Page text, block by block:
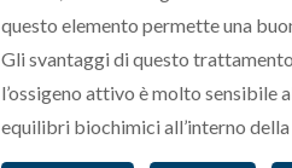
questo elemento permette una
Gli svantaggi di questo
l’ossigeno attivo è molto sensibile
equilibri biochimici all’interno